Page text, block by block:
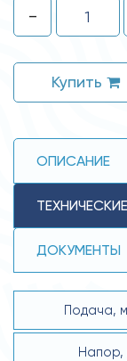
-
Купить
ОПИСАНИЕ
ДОКУМЕНТЫ
Подача,
Напор,